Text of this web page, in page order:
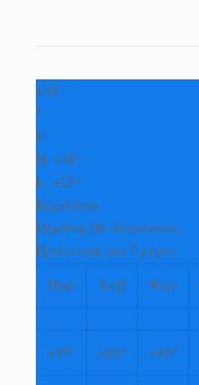
+35
°
C
H: +36°
L: +25°
Καρδίτσα
Πέμπτη, 06 Αύγουστος
Πρόγνωση για 7 μέρες
Παρ
Σαβ Κυρ
+37° +40° +40°